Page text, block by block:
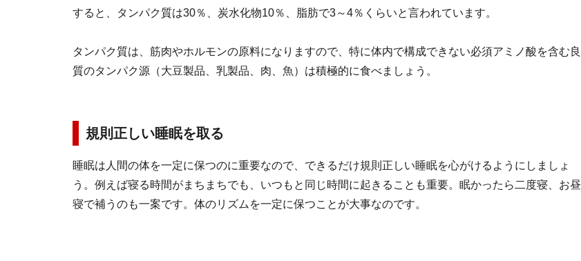
すると、タンパク質は30％、炭水化物10％、脂肪で3～4％くらいと言われています。
タンパク質は、筋肉やホルモンの原料になりますので、特に体内で構成できない必須アミノ酸を含む良
質のタンパク源（大豆製品、乳製品、肉、魚）は積極的に食べましょう。
規則正しい睡眠を取る
睡眠は人間の体を一定に保つのに重要なので、できるだけ規則正しい睡眠を心がけるようにしましょ
う。例えば寝る時間がまちまちでも、いつもと同じ時間に起きることも重要。眠かったら二度寝、お昼
寝で補うのも一案です。体のリズムを一定に保つことが大事なのです。